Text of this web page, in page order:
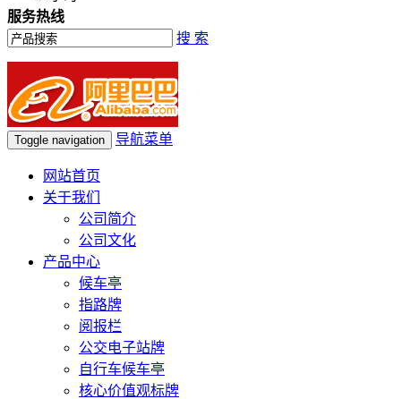
服务热线
搜 索
Toggle navigation 导航菜单
网站首页
关于我们
公司简介
公司文化
产品中心
候车亭
指路牌
阅报栏
公交电子站牌
自行车候车亭
核心价值观标牌